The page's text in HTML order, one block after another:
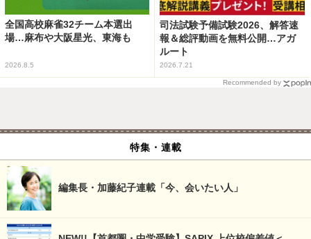
全国高校麻雀32チーム本選出
場…麻布や大阪星光、東海も
2026.8.5
司法試験予備試験2026、解答速
報＆総評動画を無料公開…アガ
ルート
2026.7.21
Recommended by
特集・連載
編集長・加藤紀子連載「今、会いたい人」